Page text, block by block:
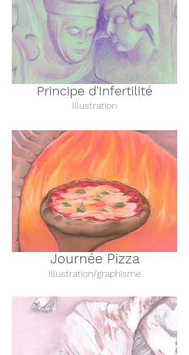
Principe d'Infertilité
Illustration
Journée Pizza
Illustration/graphisme